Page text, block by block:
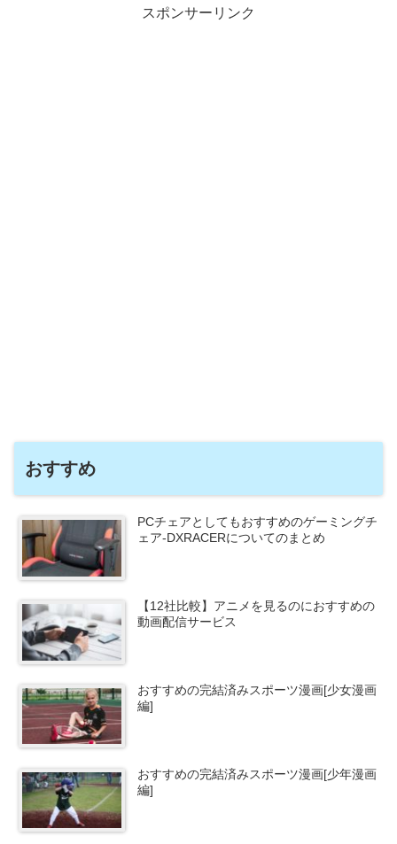
スポンサーリンク
おすすめ
PCチェアとしてもおすすめのゲーミングチ
ェア-DXRACERについてのまとめ
【12社比較】アニメを見るのにおすすめの
動画配信サービス
おすすめの完結済みスポーツ漫画[少女漫画
編]
おすすめの完結済みスポーツ漫画[少年漫画
編]